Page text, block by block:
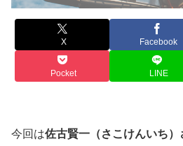
X Facebook
Pocket LINE
今回は佐古賢一（さこけんいち